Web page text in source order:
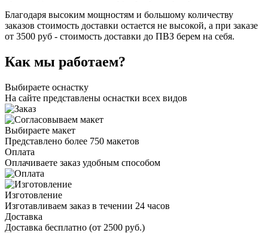
Благодаря высоким мощностям и большому количеству
заказов стоимость доставки остается не высокой, а при заказе
от 3500 руб - стоимость доставки до ПВЗ берем на себя.
Как мы работаем?
Выбираете оснастку
На сайте представлены оснастки всех видов
Выбираете макет
Представлено более 750 макетов
Оплата
Оплачиваете заказ удобным способом
Изготовление
Изготавливаем заказ в течении 24 часов
Доставка
Доставка бесплатно (от 2500 руб.)